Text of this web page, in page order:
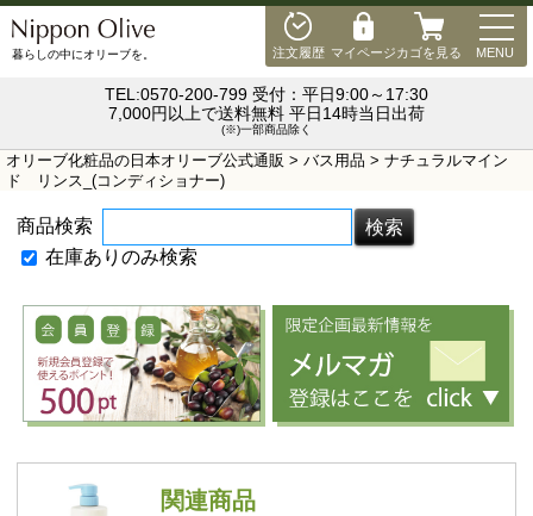
注文履歴 マイページカゴを見る MENU
暮らしの中にオリーブを。
TEL:0570-200-799 受付：平日9:00～17:30
7,000円以上で送料無料 平日14時当日出荷
(※)一部商品除く
オリーブ化粧品の日本オリーブ公式通販 > バス用品 > ナチュラルマイン
ド リンス_(コンディショナー)
商品検索
在庫ありのみ検索
関連商品